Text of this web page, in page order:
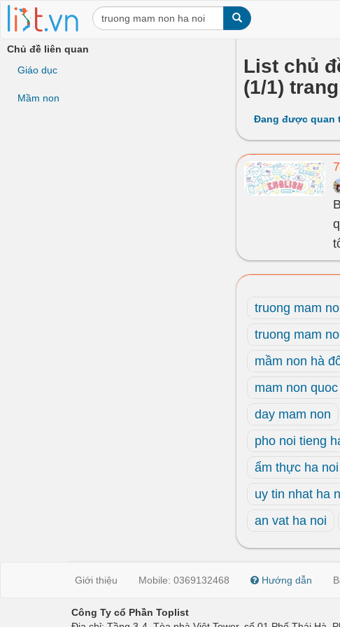
Chủ đề liên quan
Giáo dục
Mầm non
List chủ
(1/1) trang
Đang được quan
7
truong mam
truong mam
mầm non hà
mam non
day mam non
pho noi tieng
ẩm thực ha noi
uy tin nhat ha
an vat ha noi
Giới thiệu Mobile: 0369132468 Hướng dẫn
Công Ty cổ Phần Toplist